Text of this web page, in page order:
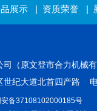
展示| 资质荣誉|
司（原文登市合力机械
世纪大道北首四产路 电
安备37108102000185号